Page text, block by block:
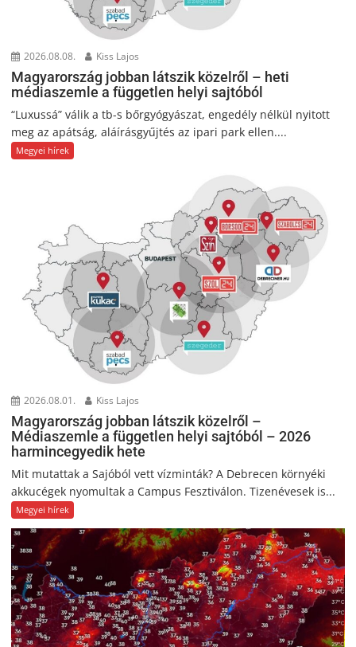
2026.08.08. Kiss Lajos
Magyarország jobban látszik közelről – heti
médiaszemle a független helyi sajtóból
“Luxussá” válik a tb-s bőrgyógyászat, engedély nélkül nyitott
meg az apátság, aláírásgyűjtés az ipari park ellen....
Megyei hírek
2026.08.01. Kiss Lajos
Magyarország jobban látszik közelről –
Médiaszemle a független helyi sajtóból – 2026
harmincegyedik hete
Mit mutattak a Sajóból vett vízminták? A Debrecen környéki
akkucégek nyomultak a Campus Fesztiválon. Tizenévesek is...
Megyei hírek